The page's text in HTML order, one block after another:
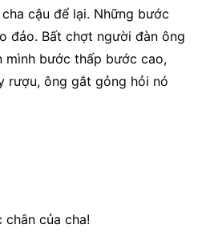
cậu để lại. Những bước
đảo. Bất chợt người đàn ông
mình bước thấp bước cao,
rượu, ông gắt gỏng hỏi nó
của cha!